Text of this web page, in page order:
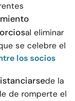
al eliminar
se celebre el
los socios
de la
de romperte el